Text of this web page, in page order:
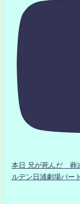
本日 兄が死んだ 葬
ルデン日浦劇場パー